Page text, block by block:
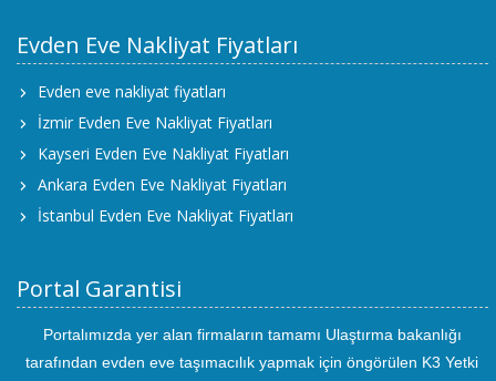
Evden Eve Nakliyat Fiyatları
Evden eve nakliyat fiyatları
İzmir Evden Eve Nakliyat Fiyatları
Kayseri Evden Eve Nakliyat Fiyatları
Ankara Evden Eve Nakliyat Fiyatları
İstanbul Evden Eve Nakliyat Fiyatları
Portal Garantisi
Portalımızda yer alan firmaların tamamı Ulaştırma bakanlığı
tarafından evden eve taşımacılık yapmak için öngörülen K3 Yetki